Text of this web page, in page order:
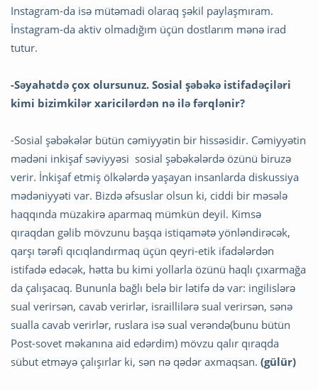
Instagram-da isə mütəmadi olaraq şəkil paylaşmıram.
İnstagram-da aktiv olmadığım üçün dostlarım mənə irad
tutur.
-Səyahətdə çox olursunuz. Sosial şəbəkə istifadəçiləri
kimi bizimkilər xaricilərdən nə ilə fərqlənir?
-Sosial şəbəkələr bütün cəmiyyətin bir hissəsidir. Cəmiyyətin
mədəni inkişaf səviyyəsi sosial şəbəkələrdə özünü biruzə
verir. İnkişaf etmiş ölkələrdə yaşayan insanlarda diskussiya
mədəniyyəti var. Bizdə əfsuslar olsun ki, ciddi bir məsələ
haqqında müzakirə aparmaq mümkün deyil. Kimsə
qıraqdan gəlib mövzunu başqa istiqamətə yönləndirəcək,
qarşı tərəfi qıcıqlandırmaq üçün qeyri-etik ifadələrdən
istifadə edəcək, hətta bu kimi yollarla özünü haqlı çıxarmağa
da çalışacaq. Bununla bağlı belə bir lətifə də var: ingilislərə
sual verirsən, cavab verirlər, israillilərə sual verirsən, sənə
sualla cavab verirlər, ruslara isə sual verəndə(bunu bütün
Post-sovet məkanına aid edərdim) mövzu qalır qıraqda
sübut etməyə çalışırlar ki, sən nə qədər axmaqsan. (gülür)